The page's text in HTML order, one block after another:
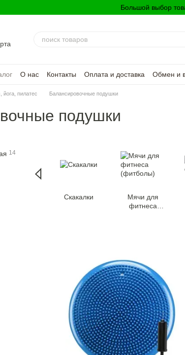
Большой выбор
О нас Контакты Оплата и доставка Обмен и
йога, пилатес Балансировочные подушки
подушки
Скакалки
Мячи для
фитнеса
14